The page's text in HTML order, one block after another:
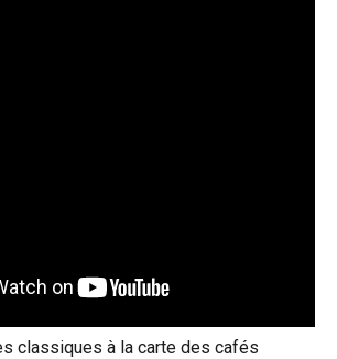
classiques à la carte des cafés